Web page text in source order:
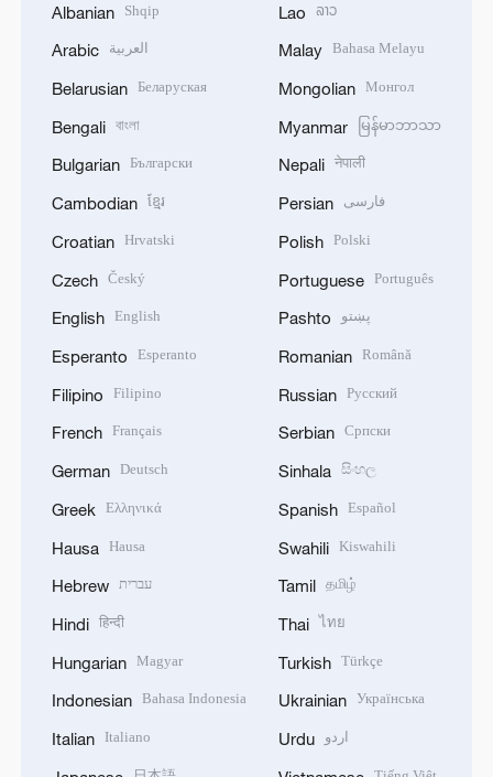
Albanian Shqip
Arabic العربية
Belarusian Беларуская
Bengali বাংলা
Bulgarian Български
Cambodian ខ្មែរ
Croatian Hrvatski
Czech Český
English English
Esperanto Esperanto
Filipino Filipino
French Français
German Deutsch
Greek Ελληνικά
Hausa Hausa
Hebrew עברית
Hindi हिन्दी
Hungarian Magyar
Indonesian Bahasa Indonesia
Italian Italiano
Lao ລາວ
Malay Bahasa Melayu
Mongolian Монгол
Myanmar မြန်မာဘာသာ
Nepali नेपाली
Persian فارسی
Polish Polski
Portuguese Português
Pashto پښتو
Romanian Română
Russian Русский
Serbian Српски
Sinhala සිංහල
Spanish Español
Swahili Kiswahili
Tamil தமிழ்
Thai ไทย
Turkish Türkçe
Ukrainian Українська
Urdu اردو